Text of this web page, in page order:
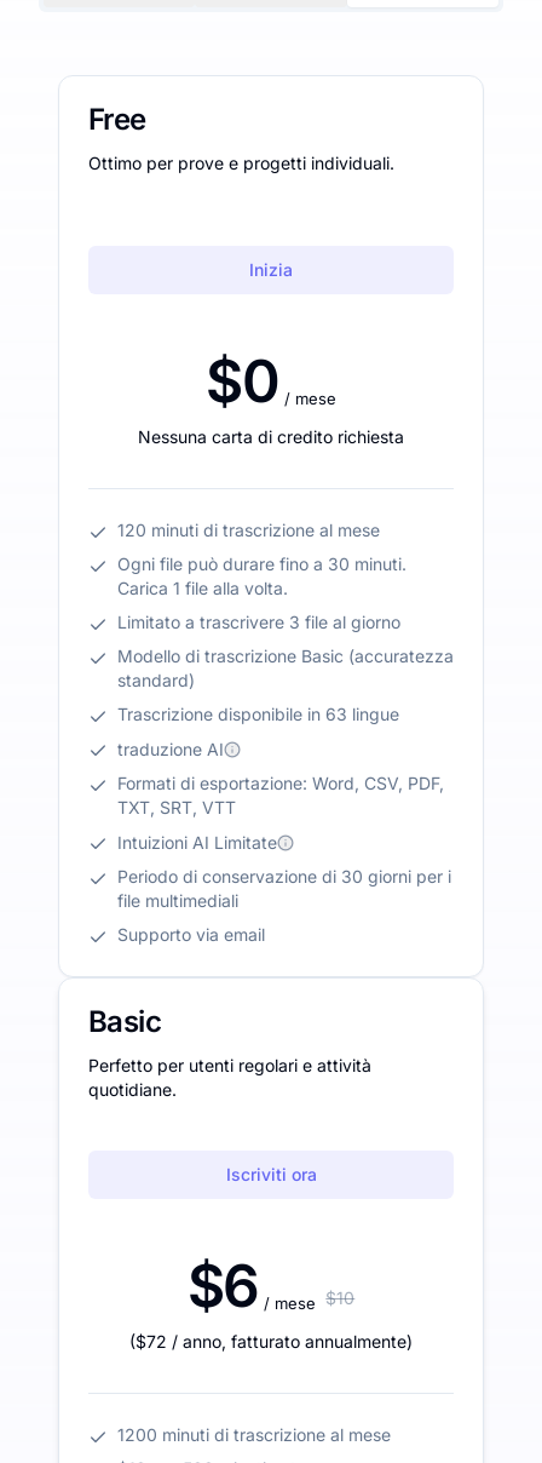
Free
Ottimo per prove e progetti individuali.
Inizia
$0 / mese
Nessuna carta di credito richiesta
120 minuti di trascrizione al mese
Ogni file può durare fino a 30 minuti.
Carica 1 file alla volta.
Limitato a trascrivere 3 file al giorno
Modello di trascrizione Basic (accuratezza
standard)
Trascrizione disponibile in 63 lingue
traduzione AI
Formati di esportazione: Word, CSV, PDF,
TXT, SRT, VTT
Intuizioni AI Limitate
Periodo di conservazione di 30 giorni per i
file multimediali
Supporto via email
Basic
Perfetto per utenti regolari e attività
quotidiane.
Iscriviti ora
$6 / mese $10
($72 / anno, fatturato annualmente)
1200 minuti di trascrizione al mese